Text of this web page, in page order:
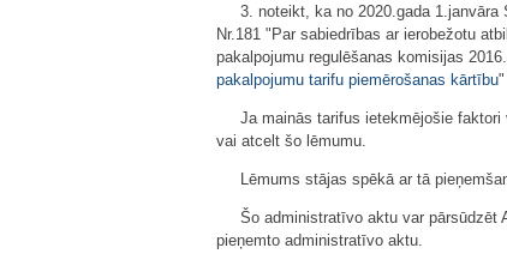
3. noteikt, ka no 2020.gada
Nr.181 "Par sabiedrības ar ierobežotu
pakalpojumu regulēšanas komisijas
pakalpojumu tarifu piemērošanas kārtību"
Ja mainās tarifus ietekmējošie
vai atcelt šo lēmumu.
Lēmums stājas spēkā ar tā
Šo administratīvo aktu var pārsūdzēt
pieņemto administratīvo aktu.